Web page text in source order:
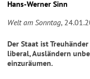
Hans-Werner Sinn
Welt am Sonntag,
Der Staat ist
liberal, Ausländern
einzuräumen.